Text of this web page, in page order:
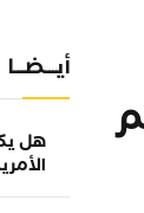
أيـــضـــا
هل